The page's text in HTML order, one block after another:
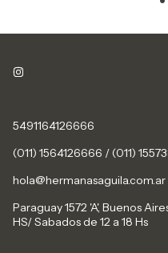
5491164126666
(011) 1564126666 / (011)
hola@hermanasaguila.com.ar
Paraguay 1572 'A', Buenos
HS/ Sabados de 12 a 18 Hs